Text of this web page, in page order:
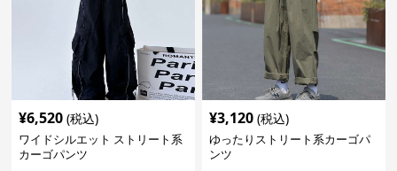
¥6,520 (税込)
ワイドシルエット ストリート系
カーゴパンツ
¥3,120 (税込)
ゆったりストリート系カーゴパ
ンツ